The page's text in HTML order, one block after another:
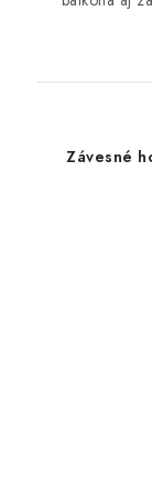
Závesné